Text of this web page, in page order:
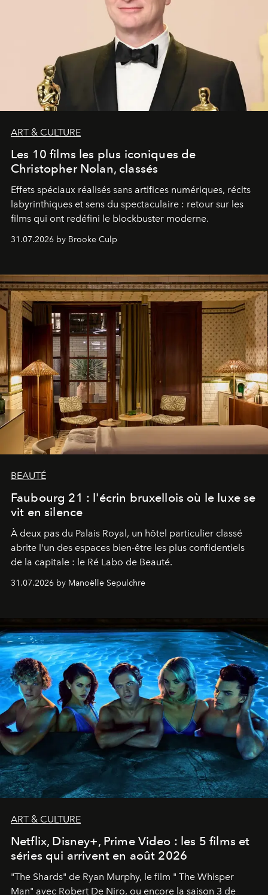
ART & CULTURE
Les 10 films les plus iconiques de
Christopher Nolan, classés
Effets spéciaux réalisés sans artifices numériques, récits
labyrinthiques et sens du spectaculaire : retour sur les
films qui ont redéfini le blockbuster moderne.
31.07.2026 by Brooke Culp
BEAUTÉ
Faubourg 21 : l'écrin bruxellois où le luxe se
vit en silence
À deux pas du Palais Royal, un hôtel particulier classé
abrite l'un des espaces bien-être les plus confidentiels
de la capitale : le Ré Labo de Beauté.
31.07.2026 by Manoëlle Sepulchre
ART & CULTURE
Netflix, Disney+, Prime Video : les 5 films et
séries qui arrivent en août 2026
"The Shards" de Ryan Murphy, le film " The Whisper
Man" avec Robert De Niro, ou encore la saison 3 de